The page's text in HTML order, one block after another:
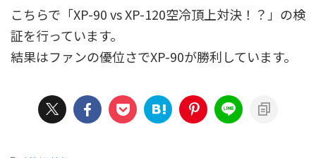
こちらで「XP-90 vs XP-120空冷頂上対決！？」の検
証を行っています。
結果はファンの優位さでXP-90が勝利しています。